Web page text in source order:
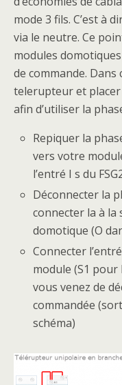
mode 3 fils. C’est à
via le neutre. Ce
modules
de commande. Dans
telerupteur et
afin d’utiliser la
Repiquer la
vers votre
l’entré I s du
Déconnecter la
connecter la à la
domotique (O
Connecter
module (S1 pour
vous venez de
commandée
schéma)